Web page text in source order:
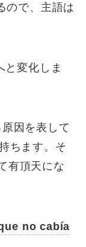
ので、主語は
変化しま
因を表して
ちます。そ
有頂天にな
no cabía